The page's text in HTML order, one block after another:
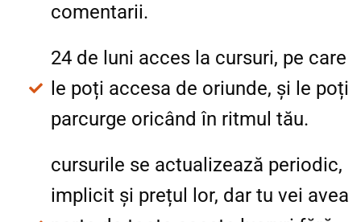
comentarii.
24 de luni acces la cursuri, pe care
le poți accesa de oriunde, și le poți
parcurge oricând în ritmul tău.
cursurile se actualizează periodic,
implicit și prețul lor, dar tu vei avea